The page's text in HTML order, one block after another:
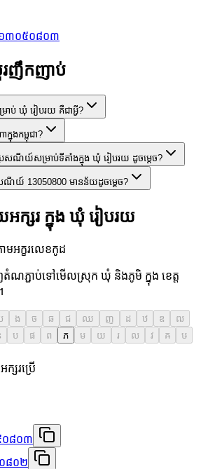
៣០៥០៨០៣
ញឹកញាប់
ប់ ឃុំ រៀបរយ គឺជាអ្វី?
នុងកម្ពុជា?
រៃសណីយ៍សម្រាប់ទីតាំងក្នុង ឃុំ រៀបរយ ដូចម្តេច?
សណីយ៍ 13050800 មានន័យដូចម្តេច?
អក្សរ ក្នុង ឃុំ រៀបរយ
អក្ខរលេខកូដ
តំណភ្ជាប់ទៅមើលស្រុក ឃុំ និងភូមិ ក្នុង ខេត្ត
ង ច ឆ ជ ឈ ញ ដ ឋ ឌ
ឍ
ប ផ ព ភ ម យ រ ល វ ឝ
ឞ
អក្សរប្រើ
៨០៣
៨០២